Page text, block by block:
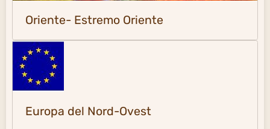
Oriente- Estremo Oriente
Europa del Nord-Ovest